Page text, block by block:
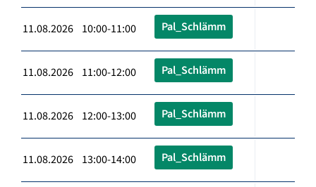
11.08.2026 10:00-11:00 Pal_Schlämm
11.08.2026 11:00-12:00 Pal_Schlämm
11.08.2026 12:00-13:00 Pal_Schlämm
11.08.2026 13:00-14:00 Pal_Schlämm